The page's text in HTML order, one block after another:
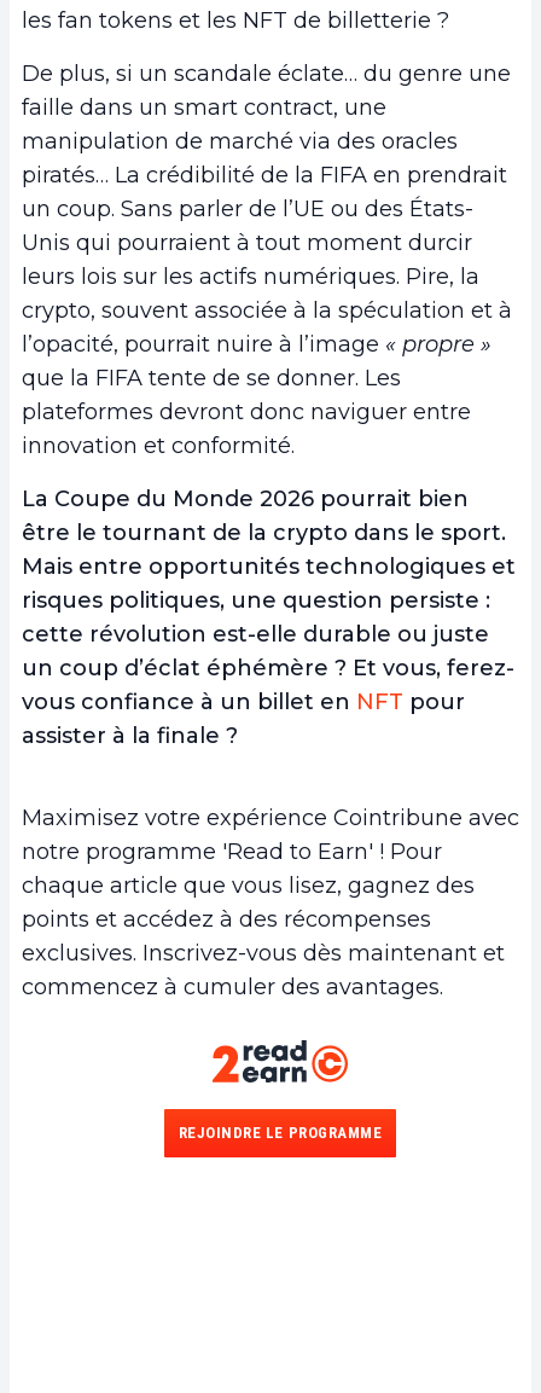
les fan tokens et les NFT de billetterie ?
De plus, si un scandale éclate… du genre une
faille dans un smart contract, une
manipulation de marché via des oracles
piratés… La crédibilité de la FIFA en prendrait
un coup. Sans parler de l’UE ou des États-
Unis qui pourraient à tout moment durcir
leurs lois sur les actifs numériques. Pire, la
crypto, souvent associée à la spéculation et à
l’opacité, pourrait nuire à l’image « propre »
que la FIFA tente de se donner. Les
plateformes devront donc naviguer entre
innovation et conformité.
La Coupe du Monde 2026 pourrait bien
être le tournant de la crypto dans le sport.
Mais entre opportunités technologiques et
risques politiques, une question persiste :
cette révolution est-elle durable ou juste
un coup d’éclat éphémère ? Et vous, ferez-
vous confiance à un billet en NFT pour
assister à la finale ?
Maximisez votre expérience Cointribune avec
notre programme 'Read to Earn' ! Pour
chaque article que vous lisez, gagnez des
points et accédez à des récompenses
exclusives. Inscrivez-vous dès maintenant et
commencez à cumuler des avantages.
REJOINDRE LE PROGRAMME